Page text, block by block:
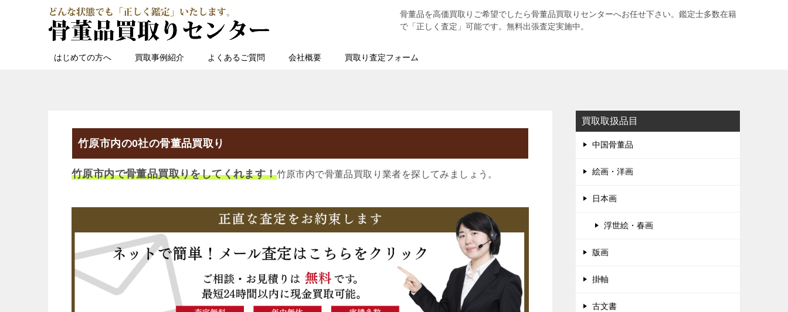
骨董品を高価買取りご希望でしたら骨董品買取りセンターへお任せ下さい。鑑定士多数在籍
で「正しく査定」可能です。無料出張査定実施中。
はじめての方へ 買取事例紹介 よくあるご質問 会社概要 買取り査定フォーム
竹原市内の0社の骨董品買取り
竹原市内で骨董品買取りをしてくれます！竹原市内で骨董品買取り業者を探してみましょう。
買取取扱品目
中国骨董品
絵画・洋画
日本画
浮世絵・春画
版画
掛軸
古文書